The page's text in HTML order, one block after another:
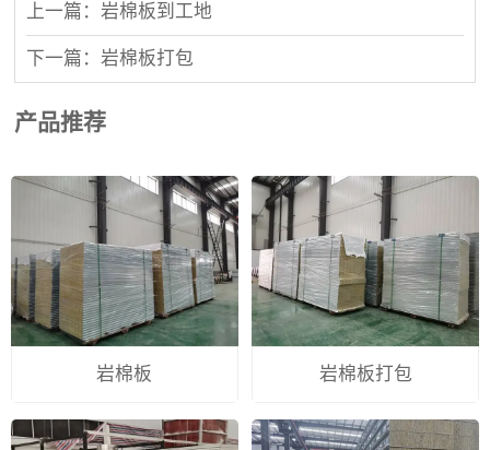
上一篇：岩棉板到工地
下一篇：岩棉板打包
产品推荐
岩棉板 岩棉板打包